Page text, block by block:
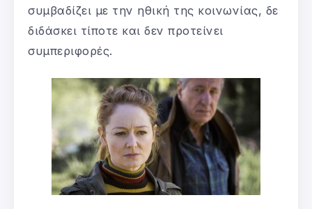
συμβαδίζει με την ηθική της κοινωνίας, δε
διδάσκει τίποτε και δεν προτείνει
συμπεριφορές.